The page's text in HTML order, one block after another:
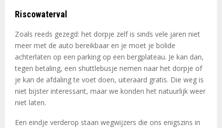
Riscowaterval
Zoals reeds gezegd: het dorpje zelf is sinds vele jaren niet
meer met de auto bereikbaar en je moet je bolide
achterlaten op een parking op een bergplateau. Je kan dan,
tegen betaling, een shuttlebusje nemen naar het dorpje of
je kan de afdaling te voet doen, uiteraard gratis. Die weg is
niet bijster interessant, maar we konden het natuurlijk weer
niet laten.
Een eindje verderop staan wegwijzers die ons enigszins in